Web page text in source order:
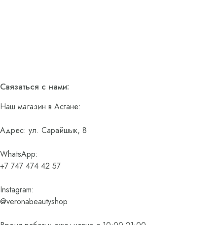
Связаться с нами:
Наш магазин в Астане:
Адрес: ул. Сарайшык, 8
WhatsApp:
+7 747 474 42 57
Instagram:
@veronabeautyshop